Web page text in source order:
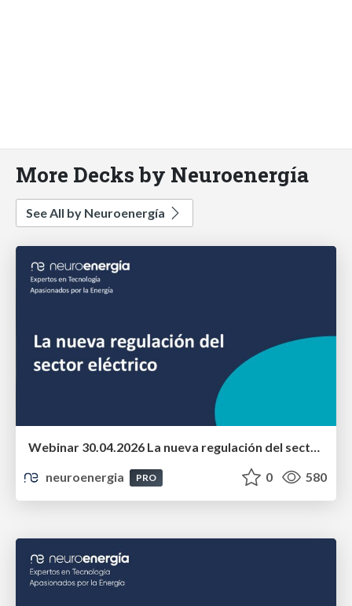
More Decks by Neuroenergía
See All by Neuroenergía
Webinar 30.04.2026 La nueva regulación del sector eléctrico
neuroenergia
PRO 0 580